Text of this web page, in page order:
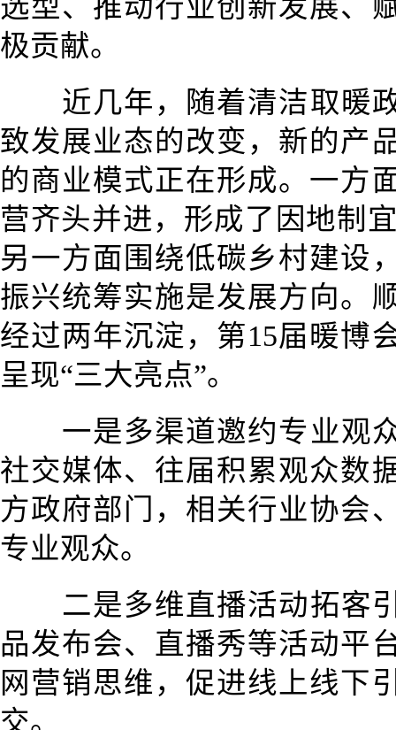
选型、推动行业创新发展、
极贡献。
近几年，随着清洁取暖
致发展业态的改变，新的产
的商业模式正在形成。一方
营齐头并进，形成了因地制
另一方面围绕低碳乡村建设
振兴统筹实施是发展方向。
经过两年沉淀，第15届暖博
呈现“三大亮点”。
一是多渠道邀约专业观
社交媒体、往届积累观众数
方政府部门，相关行业协会
专业观众。
二是多维直播活动拓客
品发布会、直播秀等活动平
网营销思维，促进线上线下
交。